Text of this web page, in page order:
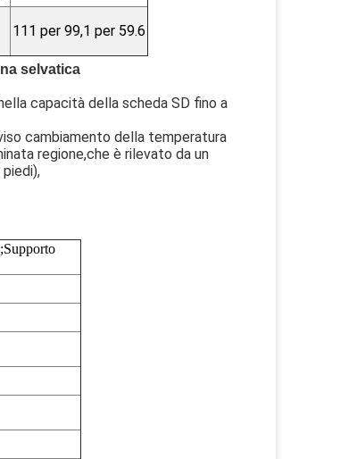
111 per 99,1 per 59.6
selvatica
capacità della scheda SD fino a
cambiamento della temperatura
regione,che è rilevato da un